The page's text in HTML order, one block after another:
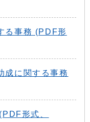
る事務 (PDF形
成に関する事務
形式、